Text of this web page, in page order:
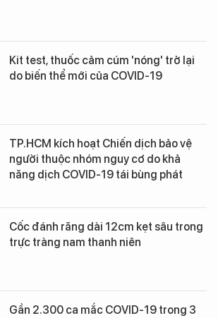
Kit test, thuốc cảm cúm 'nóng' trở lại
do biến thể mới của COVID-19
TP.HCM kích hoạt Chiến dịch bảo vệ
người thuộc nhóm nguy cơ do khả
năng dịch COVID-19 tái bùng phát
Cốc đánh răng dài 12cm kẹt sâu trong
trực tràng nam thanh niên
Gần 2.300 ca mắc COVID-19 trong 3